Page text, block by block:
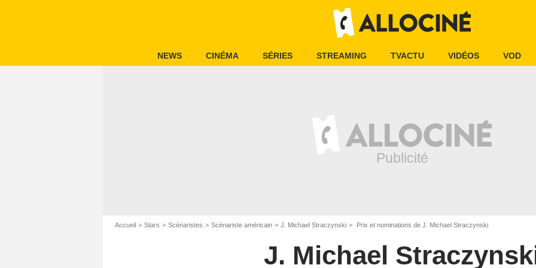
NEWS CINÉMA SÉRIES STREAMING TVACTU VIDÉOS VOD
Accueil Stars Scénaristes Scénariste américain J. Michael Straczynski Prix et nominations de J. Michael Straczynski
J. Michael